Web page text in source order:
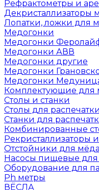
Рефрактометры и
Декристаллизаторы
Лопатки, ложки для
Медогонки
Медогонки
Медогонки АВВ
Медогонки другие
Медогонки
Медогонки
Комплектующие для
Столы и станки
Столы для
Станки для
Комбинированные
Рекристаллизаторы
Отстойники для мёда
Насосы пищевые
Оборудование для
Ph метры
ВЁСЛА